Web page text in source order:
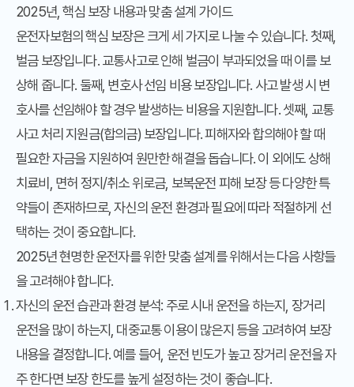
2025년, 핵심 보장 내용과 맞춤 설계 가이드
운전자보험의 핵심 보장은 크게 세 가지로 나눌 수 있습니다. 첫째,
벌금 보장입니다. 교통사고로 인해 벌금이 부과되었을 때 이를 보
상해 줍니다. 둘째, 변호사 선임 비용 보장입니다. 사고 발생 시 변
호사를 선임해야 할 경우 발생하는 비용을 지원합니다. 셋째, 교통
사고 처리 지원금(합의금) 보장입니다. 피해자와 합의해야 할 때
필요한 자금을 지원하여 원만한 해결을 돕습니다. 이 외에도 상해
치료비, 면허 정지/취소 위로금, 보복운전 피해 보장 등 다양한 특
약들이 존재하므로, 자신의 운전 환경과 필요에 따라 적절하게 선
택하는 것이 중요합니다.
2025년 현명한 운전자를 위한 맞춤 설계를 위해서는 다음 사항들
을 고려해야 합니다.
자신의 운전 습관과 환경 분석: 주로 시내 운전을 하는지, 장거리
운전을 많이 하는지, 대중교통 이용이 많은지 등을 고려하여 보장
내용을 결정합니다. 예를 들어, 운전 빈도가 높고 장거리 운전을 자
주 한다면 보장 한도를 높게 설정하는 것이 좋습니다.